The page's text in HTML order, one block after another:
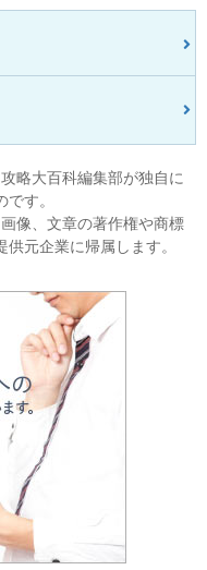
略大百科編集部が独自に
す。
像、文章の著作権や商標
元企業に帰属します。